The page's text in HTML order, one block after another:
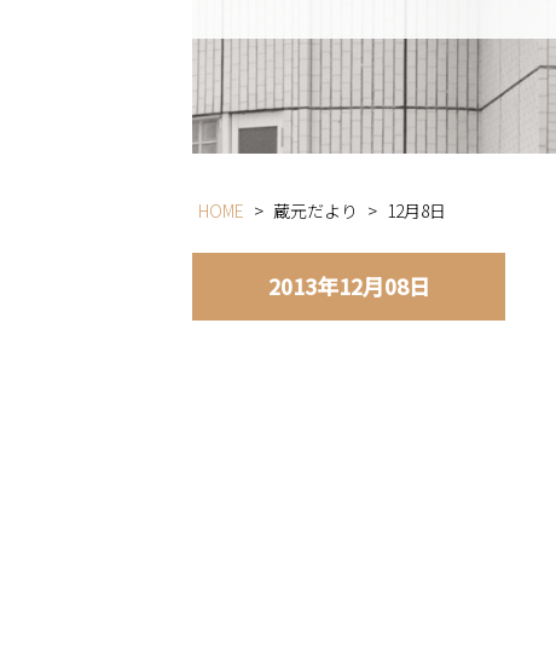
HOME > 蔵元だより > 12月8日
2013年12月08日